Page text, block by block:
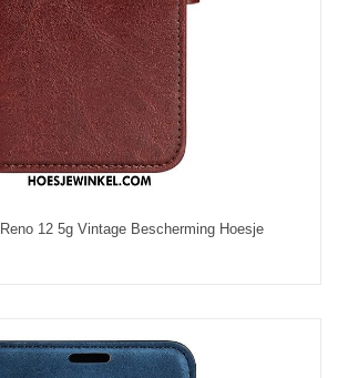
12 5g Vintage Bescherming Hoesje